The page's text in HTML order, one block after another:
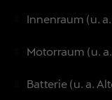
Innenraum (u.
Motorraum (u.
Batterie (u. a.